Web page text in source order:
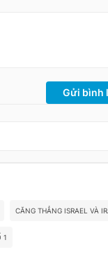
Gửi bình
CĂNG THẲNG ISRAEL VÀ
1